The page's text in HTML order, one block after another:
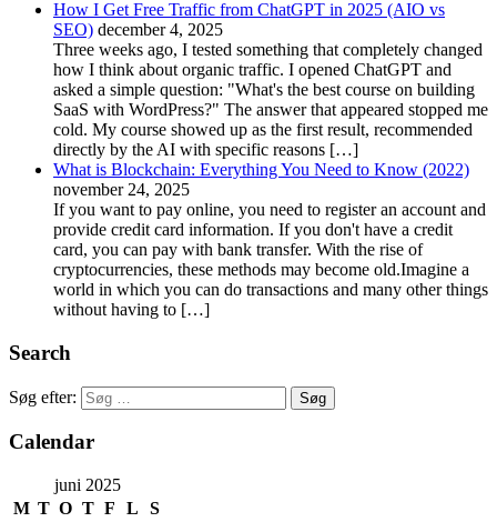
How I Get Free Traffic from ChatGPT in 2025 (AIO vs
SEO) december 4, 2025
Three weeks ago, I tested something that completely changed
how I think about organic traffic. I opened ChatGPT and
asked a simple question: "What's the best course on building
SaaS with WordPress?" The answer that appeared stopped me
cold. My course showed up as the first result, recommended
directly by the AI with specific reasons […]
What is Blockchain: Everything You Need to Know (2022)
november 24, 2025
If you want to pay online, you need to register an account and
provide credit card information. If you don't have a credit
card, you can pay with bank transfer. With the rise of
cryptocurrencies, these methods may become old.Imagine a
world in which you can do transactions and many other things
without having to […]
Search
Søg efter:
Calendar
juni 2025
M T O T F L S